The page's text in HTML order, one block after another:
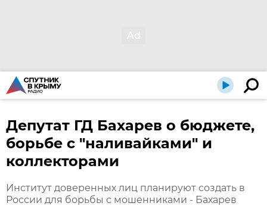
Депутат ГД Бахарев о бюджете,
борьбе с "наливайками" и
коллекторами
Институт доверенных лиц планируют создать в
России для борьбы с мошенниками - Бахарев